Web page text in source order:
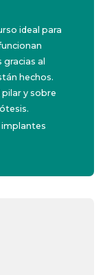
ideal para
al
hechos.
y sobre
implantes